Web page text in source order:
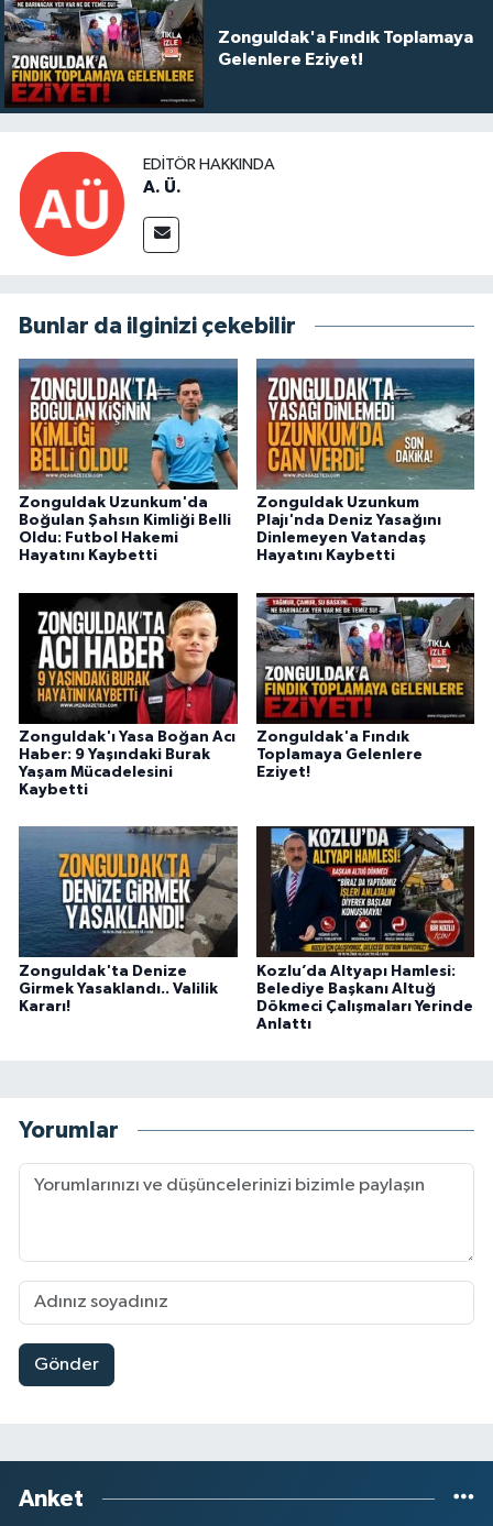
Zonguldak'a Fındık Toplamaya
Gelenlere Eziyet!
EDITÖR HAKKINDA
A. Ü.
Bunlar da ilginizi çekebilir
Zonguldak Uzunkum'da
Boğulan Şahsın Kimliği Belli
Oldu: Futbol Hakemi
Hayatını Kaybetti
Zonguldak Uzunkum
Plajı'nda Deniz Yasağını
Dinlemeyen Vatandaş
Hayatını Kaybetti
Zonguldak'ı Yasa Boğan Acı
Haber: 9 Yaşındaki Burak
Yaşam Mücadelesini
Kaybetti
Zonguldak'a Fındık
Toplamaya Gelenlere
Eziyet!
Zonguldak'ta Denize
Girmek Yasaklandı.. Valilik
Kararı!
Kozlu’da Altyapı Hamlesi:
Belediye Başkanı Altuğ
Dökmeci Çalışmaları Yerinde
Anlattı
Yorumlar
Gönder
Anket